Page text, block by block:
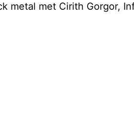
metal met Cirith Gorgor,